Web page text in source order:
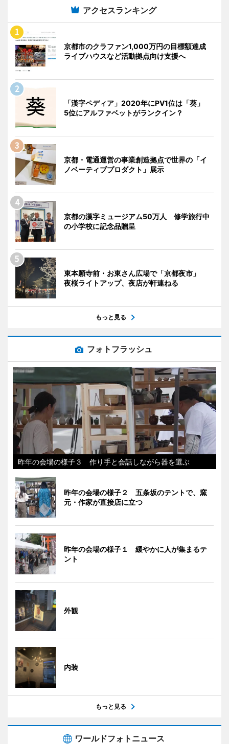
アクセスランキング
京都市のクラファン1,000万円の目標額達成
ライブハウスなど活動拠点向け支援へ
「漢字ペディア」2020年にPV1位は「葵」
5位にアルファベットがランクイン？
京都・電通運営の事業創造拠点で世界の「イ
ノベーティブプロダクト」展示
京都の漢字ミュージアム50万人 修学旅行中
の小学校に記念品贈呈
東本願寺前・お東さん広場で「京都夜市」
夜桜ライトアップ、夜店が軒連ねる
もっと見る
フォトフラッシュ
昨年の会場の様子３ 作り手と会話しながら器を選ぶ
昨年の会場の様子２ 五条坂のテントで、窯
元・作家が直接店に立つ
昨年の会場の様子１ 緩やかに人が集まるテ
ント
外観
内装
もっと見る
ワールドフォトニュース